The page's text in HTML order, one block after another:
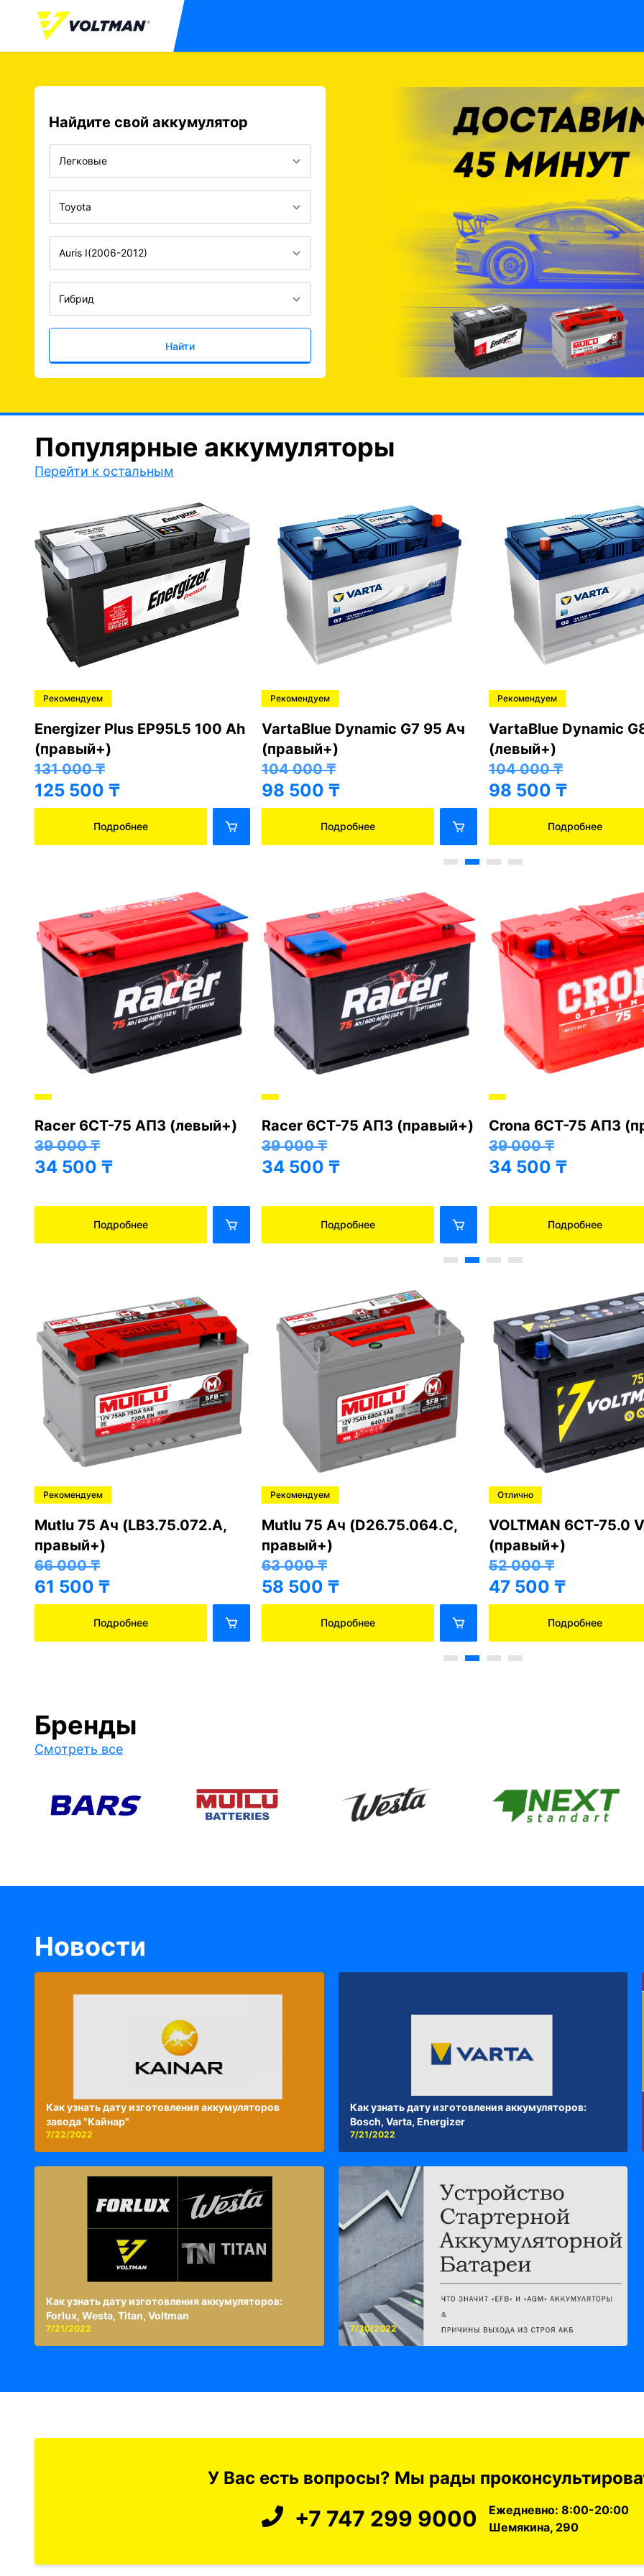
Найдите свой аккумулятор
Найти
Популярные аккумуляторы
Перейти к остальным
Рекомендуем
Energizer Plus EP95L5 100 Ah
(правый+)
131 000₸
125 500 ₸
Подробнее
Рекомендуем
VartaBlue Dynamic G7 95 Ач
(правый+)
104 000₸
98 500 ₸
Подробнее
Рекомендуем
VartaBlue Dynamic
(левый+)
104 000₸
98 500 ₸
Подробнее
Racer 6СТ-75 АПЗ (левый+)
39 000₸
34 500 ₸
Подробнее
Racer 6СТ-75 АПЗ (правый+)
39 000₸
34 500 ₸
Подробнее
Crona 6СТ-75 АПЗ
39 000₸
34 500 ₸
Подробнее
Рекомендуем
Mutlu 75 Ач (LB3.75.072.A,
правый+)
66 000₸
61 500 ₸
Подробнее
Рекомендуем
Mutlu 75 Ач (D26.75.064.C,
правый+)
63 000₸
58 500 ₸
Подробнее
Отлично
VOLTMAN 6CT-75.0
(правый+)
52 000₸
47 500 ₸
Подробнее
Бренды
Смотреть все
Новости
Как узнать дату изготовления аккумуляторов
завода "Кайнар"
7/22/2022
Как узнать дату изготовления аккумуляторов:
Bosch, Varta, Energizer
7/21/2022
Как узнать дату изготовления аккумуляторов:
Forlux, Westa, Titan, Voltman
7/21/2022 7/30/2022
У Вас есть вопросы? Мы рады
+7 747 299 9000
Ежедневно: 8:00-20:00
Шемякина, 290